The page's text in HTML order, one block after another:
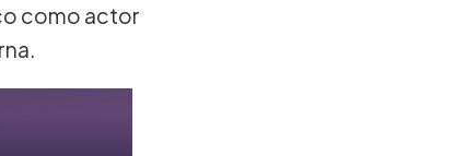
como actor